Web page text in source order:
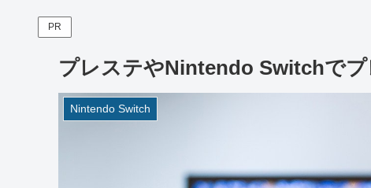
PR
プレステやNintendo Switchで
Nintendo Switch